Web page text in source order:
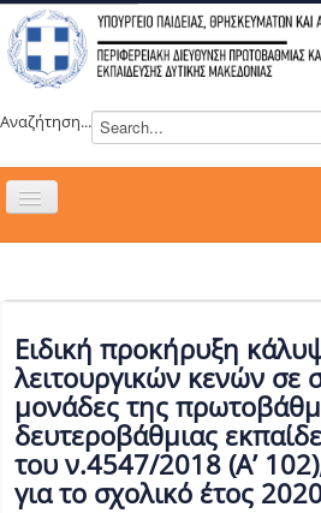
Αναζήτηση...
Εναλλαγή
ΣΥΜΒΟΥΛΙΑ
ΕΥΡΩΠΑΪΚΑ ΠΡΟΓΡΑΜΜΑΤΑ
ΜΑΘΗΤΕΙΑ
ΔΡΑΣΕΙΣ
ΕΠΙΚΟΙΝΩΝΙΑ
Ειδική προκήρυξη
λειτουργικών κενών σε
μονάδες της
δευτεροβάθμιας
του ν.4547/2018 (Α’
για το σχολικό έτος